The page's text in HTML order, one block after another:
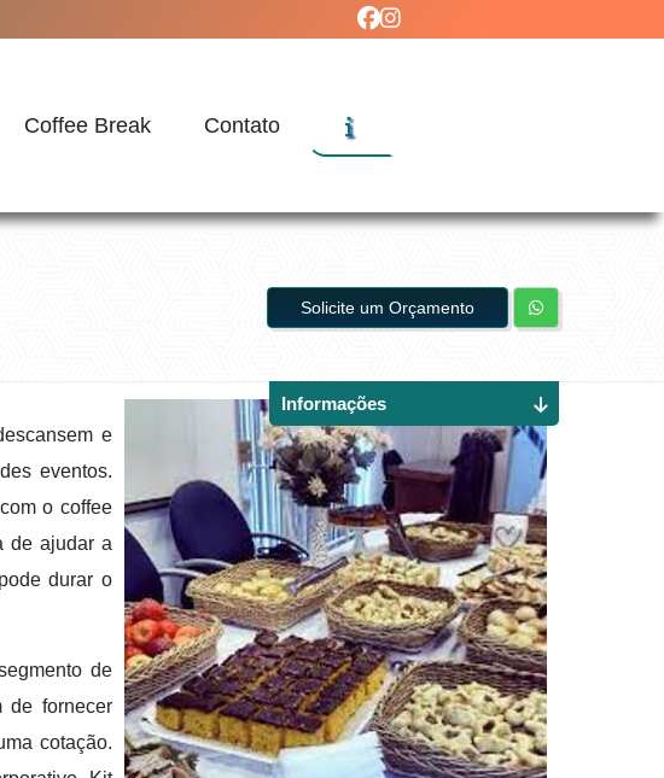
Coffee Break Contato
Solicite um Orçamento
e
eventos.
o coffee
de ajudar a
durar o
de
de fornecer
cotação.
Informações